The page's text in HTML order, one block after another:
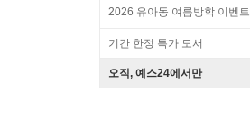
2026 유아동 여름방학 이벤트
기간 한정 특가 도서
오직, 예스24에서만